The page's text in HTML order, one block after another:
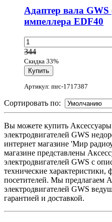
Адаптер вала
импеллера EDF40
344
Скидка 33%
Артикул: mrc-1717387
Сортировать по:
Вы можете купить Аксессуары
электродвигателей GWS
интернет магазине 'Мир
магазине представлены
электродвигателей GWS с
технические
посетителей. Мы предлагаем
электродвигателей GWS
гарантией и доставкой.